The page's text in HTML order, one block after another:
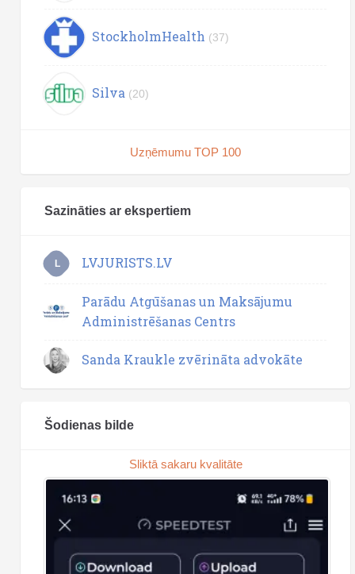
StockholmHealth (37)
Silva (20)
Uzņēmumu TOP 100
Sazināties ar ekspertiem
L LVJURISTS.LV
Parādu Atgūšanas un Maksājumu
Administrēšanas Centrs
Sanda Kraukle zvērināta advokāte
Šodienas bilde
Sliktā sakaru kvalitāte